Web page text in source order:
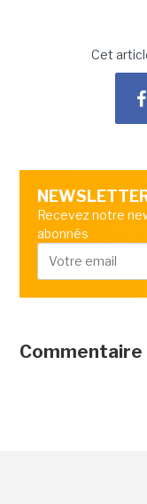
Cet
Recevez notre
abonnés
Commentaire